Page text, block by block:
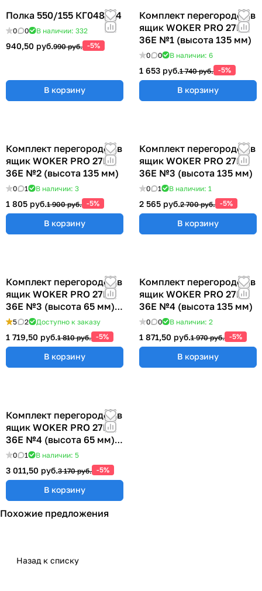
Полка 550/155 КГ048824
0 0 В наличии: 332
940,50 руб.990 руб. -5%
В корзину
Комплект перегородок в
ящик WOKER PRO 27E х
36E №1 (высота 135 мм)
0 0 В наличии: 6
1 653 руб.1 740 руб. -5%
В корзину
Комплект перегородок в
ящик WOKER PRO 27E х
36E №2 (высота 135 мм)
0 1 В наличии: 3
1 805 руб.1 900 руб. -5%
В корзину
Комплект перегородок в
ящик WOKER PRO 27E х
36E №3 (высота 135 мм)
0 1 В наличии: 1
2 565 руб.2 700 руб. -5%
В корзину
Комплект перегородок в
ящик WOKER PRO 27E х
36E №3 (высота 65 мм)
ER-00040074
5 2 Доступно к заказу
1 719,50 руб.1 810 руб. -5%
В корзину
Комплект перегородок в
ящик WOKER PRO 27E х
36E №4 (высота 135 мм)
0 0 В наличии: 2
1 871,50 руб.1 970 руб. -5%
В корзину
Комплект перегородок в
ящик WOKER PRO 27E х
36E №4 (высота 65 мм)
ER-00040074
0 1 В наличии: 5
3 011,50 руб.3 170 руб. -5%
В корзину
Похожие предложения
Назад к списку